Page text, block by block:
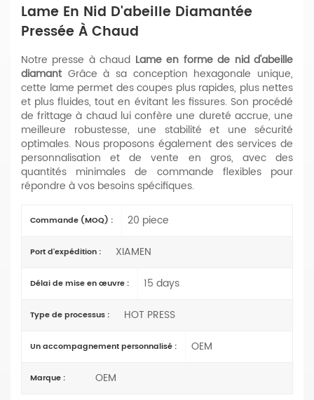
Lame En Nid D'abeille Diamantée
Pressée À Chaud
Notre presse à chaud Lame en forme de nid d'abeille
diamantGrâce à sa conception hexagonale unique,
cette lame permet des coupes plus rapides, plus nettes
et plus fluides, tout en évitant les fissures. Son procédé
de frittage à chaud lui confère une dureté accrue, une
meilleure robustesse, une stabilité et une sécurité
optimales. Nous proposons également des services de
personnalisation et de vente en gros, avec des
quantités minimales de commande flexibles pour
répondre à vos besoins spécifiques.
Commande (MOQ) : 20 piece
Port d'expédition : XIAMEN
Délai de mise en œuvre : 15 days
Type de processus : HOT PRESS
Un accompagnement personnalisé : OEM
Marque : OEM